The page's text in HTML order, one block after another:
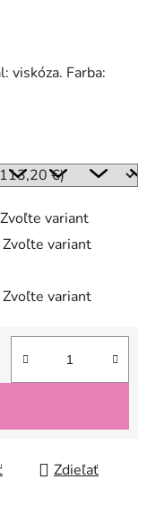
viskóza. Farba:
Zvoľte variant
Zvoľte variant
Zvoľte variant
Zdieľať